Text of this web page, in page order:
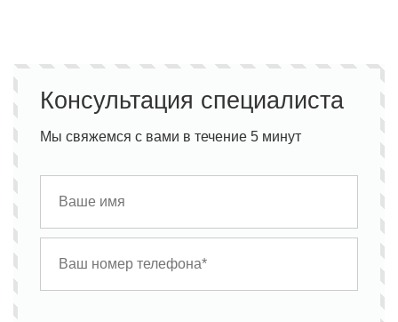
Консультация специалиста
Мы свяжемся с вами в течение 5 минут